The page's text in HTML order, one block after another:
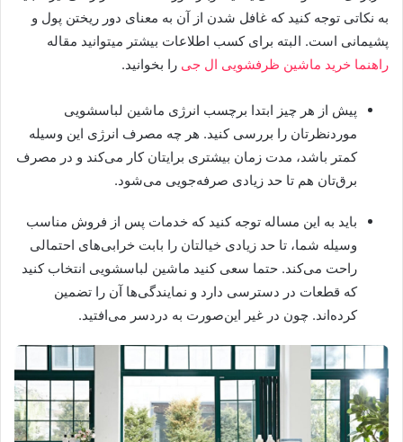
به نکاتی توجه کنید که غافل شدن از آن به معنای دور ریختن پول و
پشیمانی است. البته برای کسب اطلاعات بیشتر میتوانید مقاله
راهنما خرید ماشین ظرفشویی ال جی را بخوانید.
پیش از هر چیز ابتدا برچسب انرژی ماشین لباسشویی
موردنظرتان را بررسی کنید. هر چه مصرف انرژی این وسیله
کمتر باشد، مدت زمان بیشتری برایتان کار می‌کند و در مصرف
برق‌تان هم تا حد زیادی صرفه‌جویی می‌شود.
باید به این مساله توجه کنید که خدمات پس از فروش مناسب
وسیله شما، تا حد زیادی خیالتان را بابت خرابی‌های احتمالی
راحت می‌کند. حتما سعی کنید ماشین لباسشویی انتخاب کنید
که قطعات در دسترسی دارد و نمایندگی‌ها آن را تضمین
کرده‌اند. چون در غیر این‌صورت به دردسر می‌افتید.